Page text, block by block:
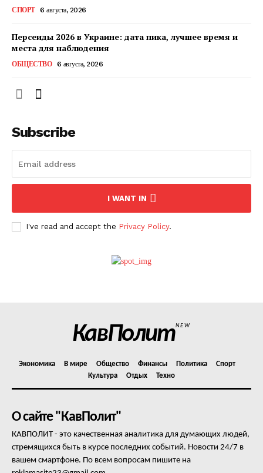
Контакты
СПОРТ 6 августа, 2026
Персеиды 2026 в Украине: дата пика, лучшее время и
места для наблюдения
ОБЩЕСТВО 6 августа, 2026
Subscribe
I WANT IN
I've read and accept the Privacy Policy.
КавПолитNEW
Экономика В мире Общество Финансы Политика
Спорт
Культура
Отдых Техно
О сайте "КавПолит"
КАВПОЛИТ - это качественная аналитика для думающих людей,
стремящихся быть в курсе последних событий. Новости 24/7 в
вашем смартфоне. По всем вопросам пишите на